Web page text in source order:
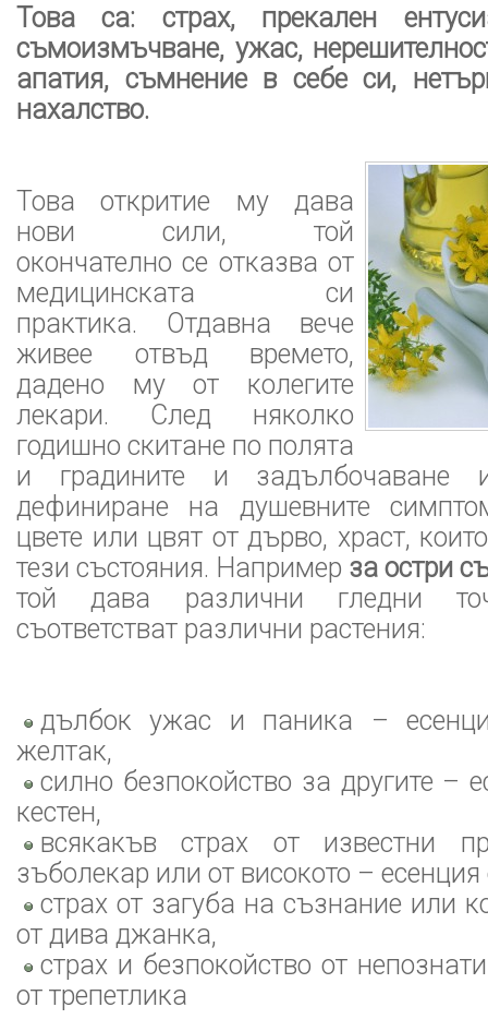
Това са: страх, прекален
съмоизмъчване, ужас,
апатия, съмнение в себе си,
нахалство.
Това откритие му дава
нови сили, той
окончателно се отказва от
медицинската си
практика. Отдавна вече
живее отвъд времето,
дадено му от колегите
лекари. След няколко
годишно скитане по полята
и градините и задълбочаване
дефиниране на душевните
цвете или цвят от дърво, храст,
тези състояния. Например за остри
той дава различни гледни
съответстват различни растения:
дълбок ужас и паника –
желтак,
силно безпокойство за другите –
кестен,
всякакъв страх от известни
зъболекар или от високото –
страх от загуба на съзнание или
от дива джанка,
страх и безпокойство от
от трепетлика